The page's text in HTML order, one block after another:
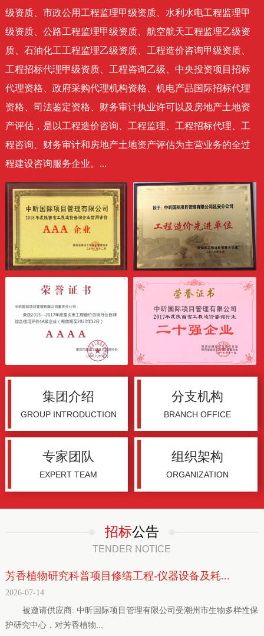
级资质、市政公用工程监理甲级资质、水利水电工程监理甲
级资质、公路工程监理甲级资质、航空航天工程监理乙级资
质、石油化工工程监理乙级资质、工程造价咨询甲级资质、
工程招标代理甲级资质、工程咨询乙级、中央投资项目招标
代理资格、政府采购代理机构资格、机电产品国际招标代理
资格、司法鉴定资格、财务审计执业许可以及房地产土地资
产评估，是以工程造价咨询、工程监理、工程招标代理、工
程咨询、财务审计和房地产土地资产评估为主营业务的全过
程建设咨询服务企业。...
集团介绍
GROUP INTRODUCTION
分支机构
BRANCH OFFICE
专家团队
EXPERT TEAM
组织架构
ORGANIZATION
招标公告
TENDER NOTICE
芳香植物研究科普项目修缮工程-仪器设备及耗...
2026-07-14
被邀请供应商: 中昕国际项目管理有限公司受潮州市生物多样性保
护研究中心，对芳香植物...